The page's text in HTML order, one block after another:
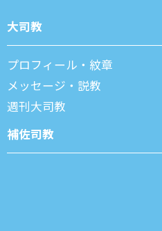
⼤司教
プロフィール・紋章
メッセージ・説教
週刊⼤司教
補佐司教